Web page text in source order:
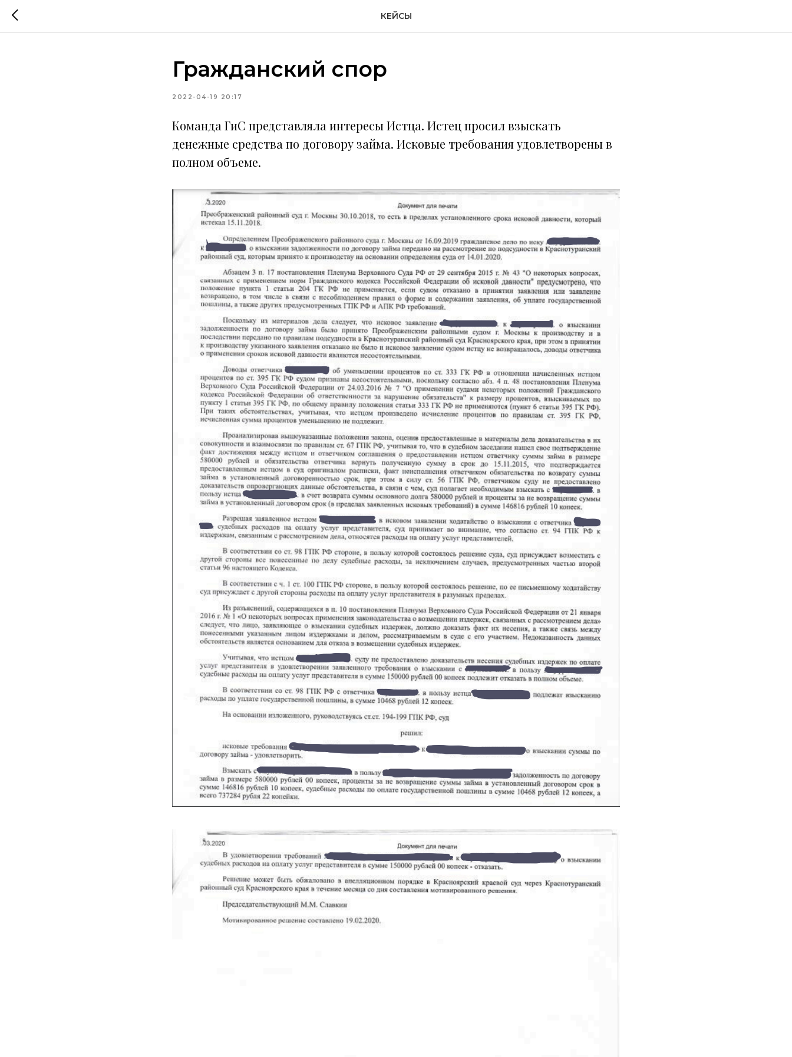
КЕЙСЫ
Гражданский спор
2022-04-19 20:17
Команда ГиС представляла интересы Истца. Истец просил взыскать
денежные средства по договору займа. Исковые требования удовлетворены в
полном объеме.